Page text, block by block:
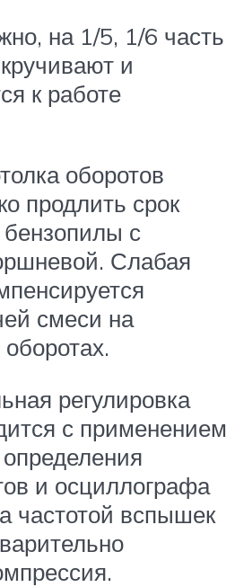
на 1/5, 1/6 часть
и
к работе
оборотов
продлить срок
с
Слабая
смеси на
регулировка
с применением
и осциллографа
частотой вспышек